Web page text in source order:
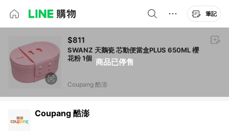
筆記
商品已停售
$811
SWANZ 天鵝瓷 芯動便當盒PLUS 650ML 櫻
花粉 1個
Coupang 酷澎
Coupang 酷澎